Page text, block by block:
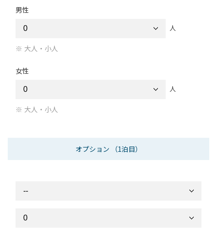
男性
人
大人・小人
女性
人
大人・小人
オプション （1泊目）